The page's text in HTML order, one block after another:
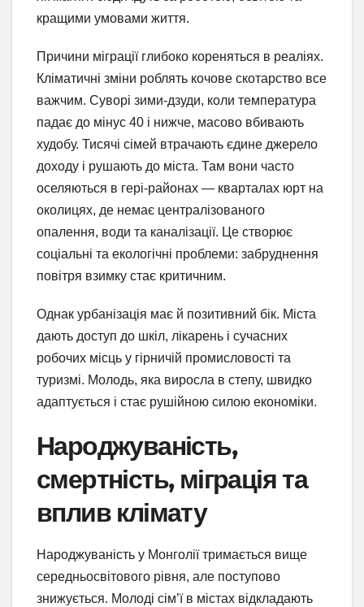
кращими умовами життя.
Причини міграції глибоко кореняться в реаліях.
Кліматичні зміни роблять кочове скотарство все
важчим. Суворі зими-дзуди, коли температура
падає до мінус 40 і нижче, масово вбивають
худобу. Тисячі сімей втрачають єдине джерело
доходу і рушають до міста. Там вони часто
оселяються в гері-районах — кварталах юрт на
околицях, де немає централізованого
опалення, води та каналізації. Це створює
соціальні та екологічні проблеми: забруднення
повітря взимку стає критичним.
Однак урбанізація має й позитивний бік. Міста
дають доступ до шкіл, лікарень і сучасних
робочих місць у гірничій промисловості та
туризмі. Молодь, яка виросла в степу, швидко
адаптується і стає рушійною силою економіки.
Народжуваність,
смертність, міграція та
вплив клімату
Народжуваність у Монголії тримається вище
середньосвітового рівня, але поступово
знижується. Молоді сім’ї в містах відкладають